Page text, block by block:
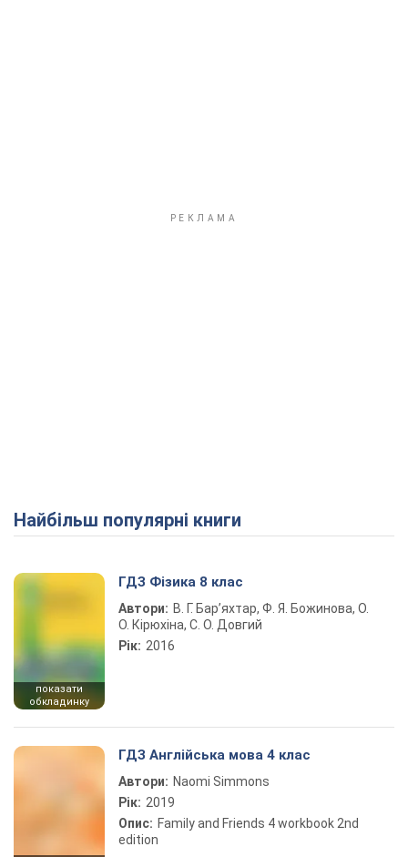
Найбільш популярні книги
показати
обкладинку
ГДЗ Фізика 8 клас
Автори: В. Г. Бар’яхтар, Ф. Я. Божинова, О.
О. Кірюхіна, С. О. Довгий
Рік: 2016
ГДЗ Англійська мова 4 клас
Автори: Naomi Simmons
Рік: 2019
Опис: Family and Friends 4 workbook 2nd
edition